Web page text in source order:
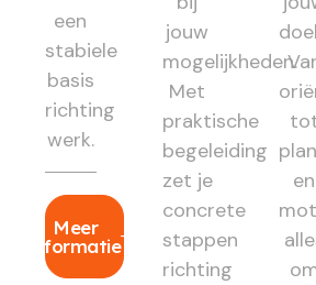
een
stabiele
basis
richting
werk.
Meer
informatie
jouw
mogelijkheden.
Met
praktische
begeleiding
zet je
concrete
stappen
richting
en